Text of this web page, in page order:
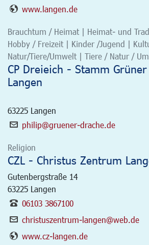
www.langen.de
Brauchtum / Heimat | Heimat- und
Hobby / Freizeit | Kinder /Jugend |
Natur/Tiere/Umwelt | Tiere / Natur /
CP Dreieich - Stamm
Langen
63225 Langen
philip@gruener-drache.de
Religion
CZL - Christus Zentrum
Gutenbergstraße 14
63225 Langen
06103 3867100
christuszentrum-langen@web.de
www.cz-langen.de